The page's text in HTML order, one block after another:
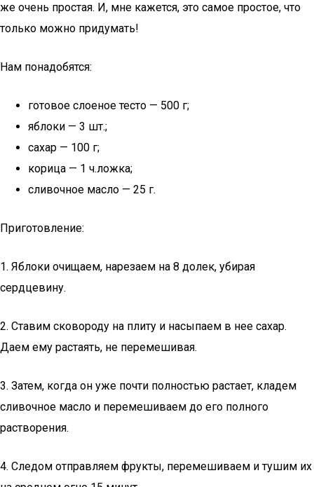
же очень простая. И, мне кажется, это самое простое, что
только можно придумать!
Нам понадобятся:
готовое слоеное тесто — 500 г;
яблоки — 3 шт.;
сахар — 100 г;
корица — 1 ч.ложка;
сливочное масло — 25 г.
Приготовление:
1. Яблоки очищаем, нарезаем на 8 долек, убирая
сердцевину.
2. Ставим сковороду на плиту и насыпаем в нее сахар.
Даем ему растаять, не перемешивая.
3. Затем, когда он уже почти полностью растает, кладем
сливочное масло и перемешиваем до его полного
растворения.
4. Следом отправляем фрукты, перемешиваем и тушим их